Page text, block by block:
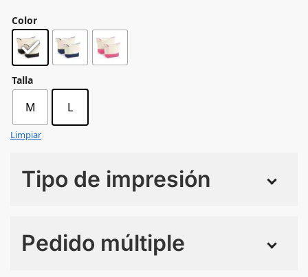
Color
Talla
M L
Limpiar
Tipo de impresión
Pedido múltiple